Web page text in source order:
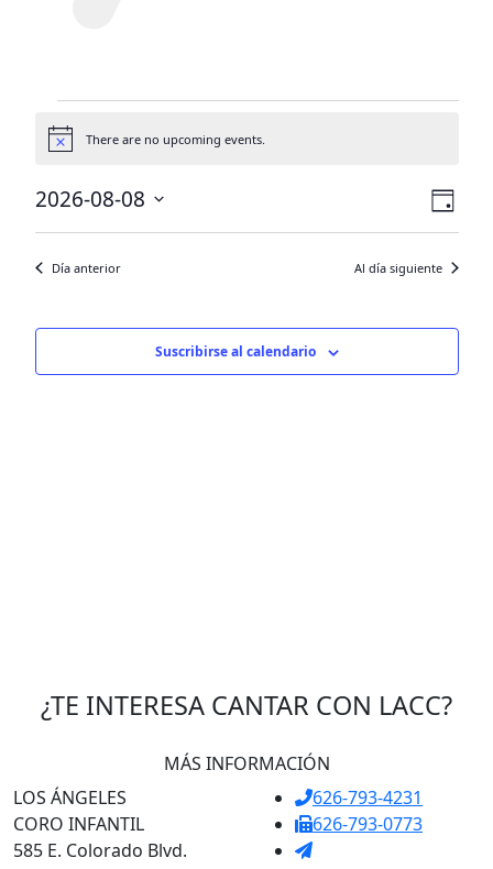
Events
for
Agosto
8,
2026
Aviso There are no upcoming events.
por
por
Día
2026-08-08
Selecciona
fecha.
Día anterior Al día siguiente
Suscribirse al calendario
¿TE INTERESA CANTAR CON LACC?
MÁS INFORMACIÓN
LOS ÁNGELES
CORO INFANTIL
585 E. Colorado Blvd.
626-793-4231
626-793-0773